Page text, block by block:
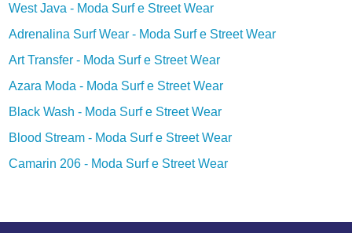
West Java - Moda Surf e Street Wear
Adrenalina Surf Wear - Moda Surf e Street Wear
Art Transfer - Moda Surf e Street Wear
Azara Moda - Moda Surf e Street Wear
Black Wash - Moda Surf e Street Wear
Blood Stream - Moda Surf e Street Wear
Camarin 206 - Moda Surf e Street Wear